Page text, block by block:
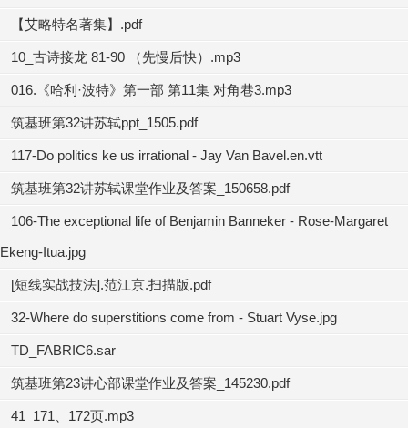
【艾略特名著集】.pdf
10_古诗接龙 81-90 （先慢后快）.mp3
016.《哈利·波特》第一部 第11集 对角巷3.mp3
筑基班第32讲苏轼ppt_1505.pdf
117-Do politics ke us irrational - Jay Van Bavel.en.vtt
筑基班第32讲苏轼课堂作业及答案_150658.pdf
106-The exceptional life of Benjamin Banneker - Rose-Margaret
Ekeng-Itua.jpg
[短线实战技法].范江京.扫描版.pdf
32-Where do superstitions come from - Stuart Vyse.jpg
TD_FABRIC6.sar
筑基班第23讲心部课堂作业及答案_145230.pdf
41_171、172页.mp3